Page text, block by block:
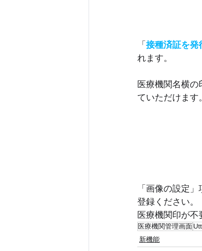
「 接種済証を発
れます。
医療機関名横の
ていただけます。
「画像の設定
登録ください。
医療機関印が不
医療機関管理画面
新機能